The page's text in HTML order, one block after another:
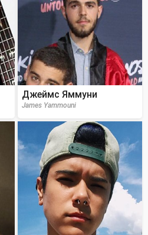
Джеймс Яммуни
James Yammouni